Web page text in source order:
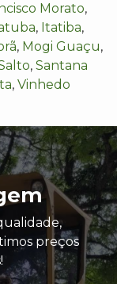
Morato,
, Itatiba,
, Mogi Guaçu,
, Santana
, Vinhedo
preços